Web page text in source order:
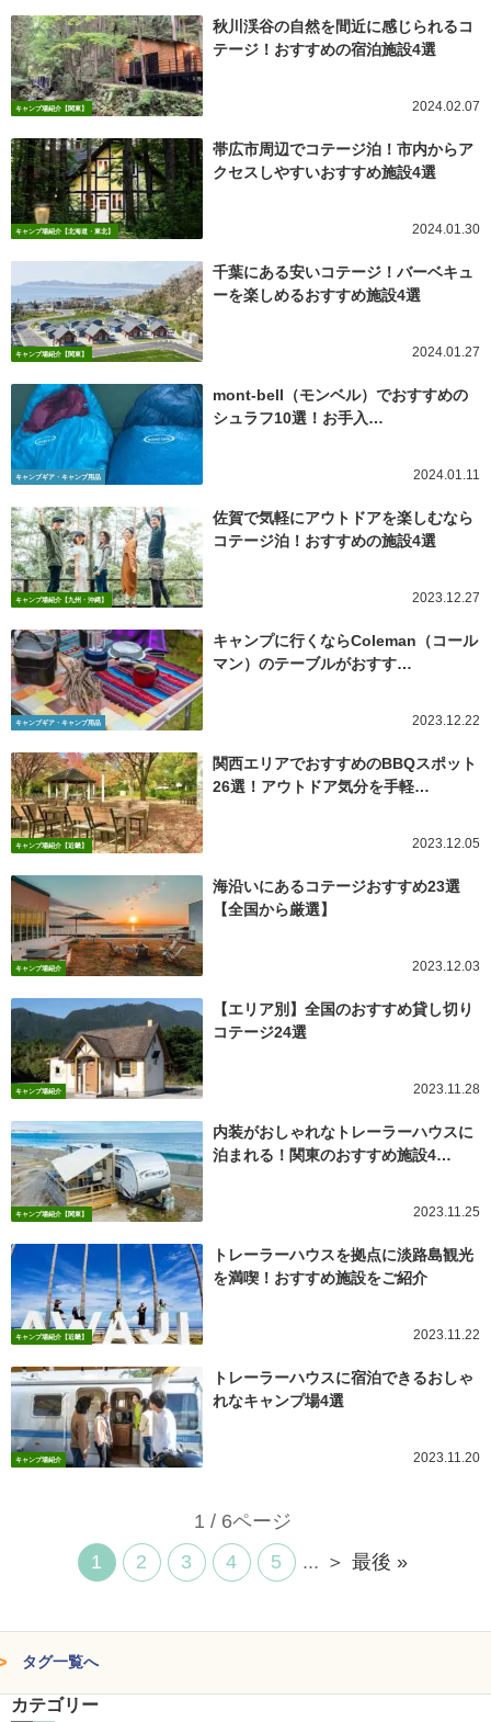
キャンプ場紹介【関東】
秋川渓谷の自然を間近に感じられるコ
テージ！おすすめの宿泊施設4選
2024.02.07
キャンプ場紹介【北海道・東北】
帯広市周辺でコテージ泊！市内からア
クセスしやすいおすすめ施設4選
2024.01.30
キャンプ場紹介【関東】
千葉にある安いコテージ！バーベキュ
ーを楽しめるおすすめ施設4選
2024.01.27
キャンプギア・キャンプ用品
mont-bell（モンベル）でおすすめの
シュラフ10選！お手入…
2024.01.11
キャンプ場紹介【九州・沖縄】
佐賀で気軽にアウトドアを楽しむなら
コテージ泊！おすすめの施設4選
2023.12.27
キャンプギア・キャンプ用品
キャンプに行くならColeman（コール
マン）のテーブルがおすす…
2023.12.22
キャンプ場紹介【近畿】
関西エリアでおすすめのBBQスポット
26選！アウトドア気分を手軽…
2023.12.05
キャンプ場紹介
海沿いにあるコテージおすすめ23選
【全国から厳選】
2023.12.03
キャンプ場紹介
【エリア別】全国のおすすめ貸し切り
コテージ24選
2023.11.28
キャンプ場紹介【関東】
内装がおしゃれなトレーラーハウスに
泊まれる！関東のおすすめ施設4…
2023.11.25
キャンプ場紹介【近畿】
トレーラーハウスを拠点に淡路島観光
を満喫！おすすめ施設をご紹介
2023.11.22
キャンプ場紹介
トレーラーハウスに宿泊できるおしゃ
れなキャンプ場4選
2023.11.20
1 / 6ページ
1
2 3 4 5 ... ＞ 最後 »
タグ一覧へ
カテゴリー